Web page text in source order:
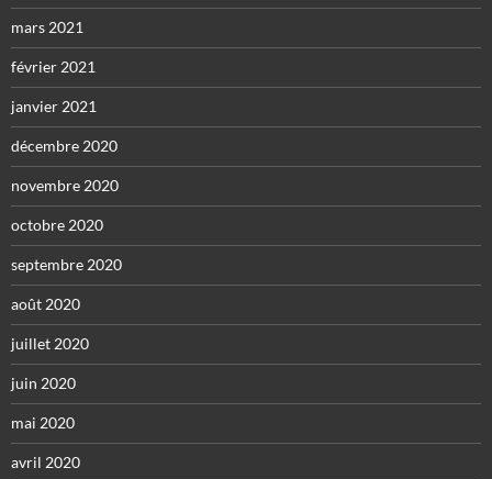
mars 2021
février 2021
janvier 2021
décembre 2020
novembre 2020
octobre 2020
septembre 2020
août 2020
juillet 2020
juin 2020
mai 2020
avril 2020